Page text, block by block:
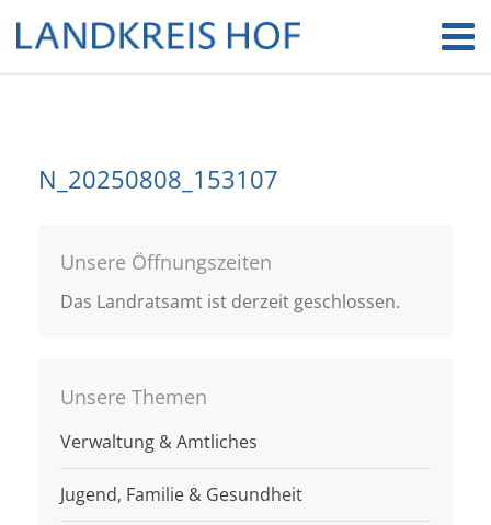
N_20250808_153107
Unsere Öffnungszeiten
Das Landratsamt ist derzeit geschlossen.
Unsere Themen
Verwaltung & Amtliches
Jugend, Familie & Gesundheit